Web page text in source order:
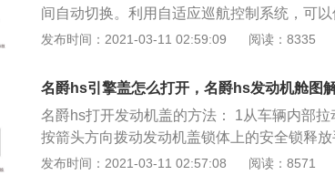
间自动切换。利用自适应巡航控制系统，可
的范围内定速巡航，也可以设定车辆与前车
于“关闭”位置（图示7），自适应巡航控制系
杆开关拨到“开启”位置（图示4），组合仪表
点亮为黄色，自适应巡航控制系统处于待命
的速度和位置，当本车车速大于30公里/小时
的“设置”按键（图示6）后，组合仪表上指示
发布时间：2021-03-11 02:59:09 阅读：8335
名爵hs引擎盖怎么打开，名爵hs发动机舱图
名爵hs打开发动机盖的方法： 1从车辆内部
按箭头方向拨动发动机盖锁体上的安全锁释
盖安全锁。 3将前舱盖向上提起，打开发动机
发布时间：2021-03-11 02:57:08 阅读：8571